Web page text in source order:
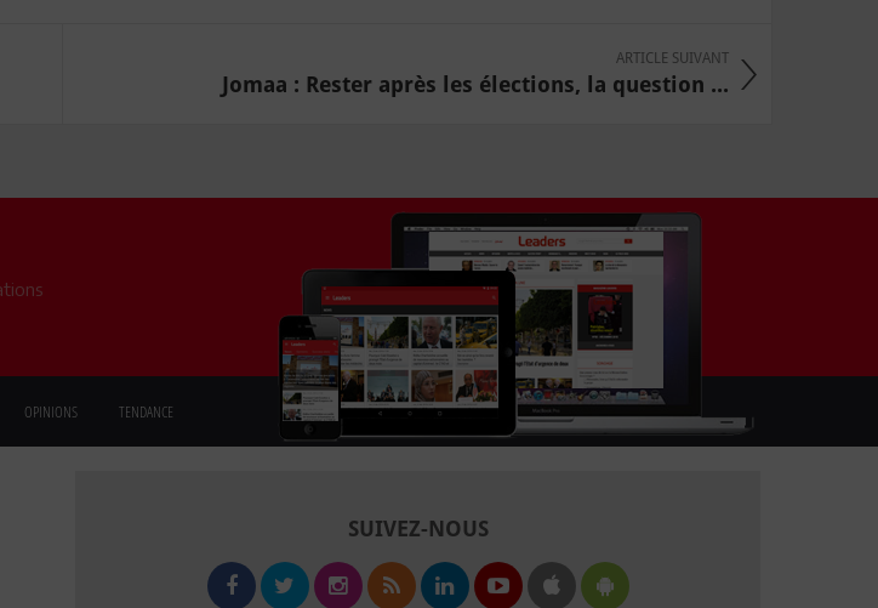
ARTICLE SUIVANT
Jomaa : Rester après les élections, la question ...
OPINIONS TENDANCE
SUIVEZ-NOUS